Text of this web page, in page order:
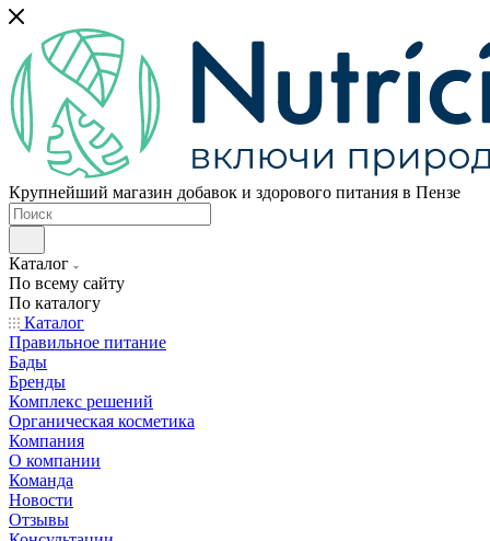
Крупнейший магазин добавок и здорового питания в Пензе
Каталог
По всему сайту
По каталогу
Каталог
Правильное питание
Бады
Бренды
Комплекс решений
Органическая косметика
Компания
О компании
Команда
Новости
Отзывы